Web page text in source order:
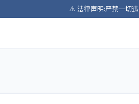
⚠️ 法律声明:严禁一切违